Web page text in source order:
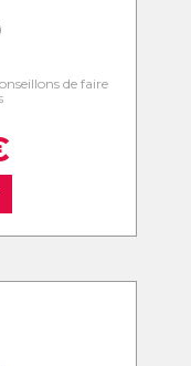
de faire